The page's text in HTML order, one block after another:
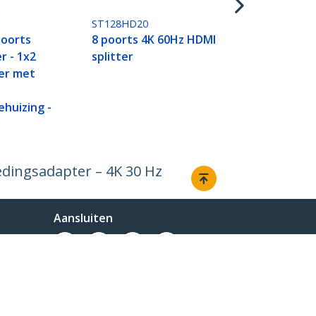
- 1x2
met
-
ST128HD20
8 poorts 4K 60Hz HDMI
splitter
– 4K 30 Hz
Aansluiten